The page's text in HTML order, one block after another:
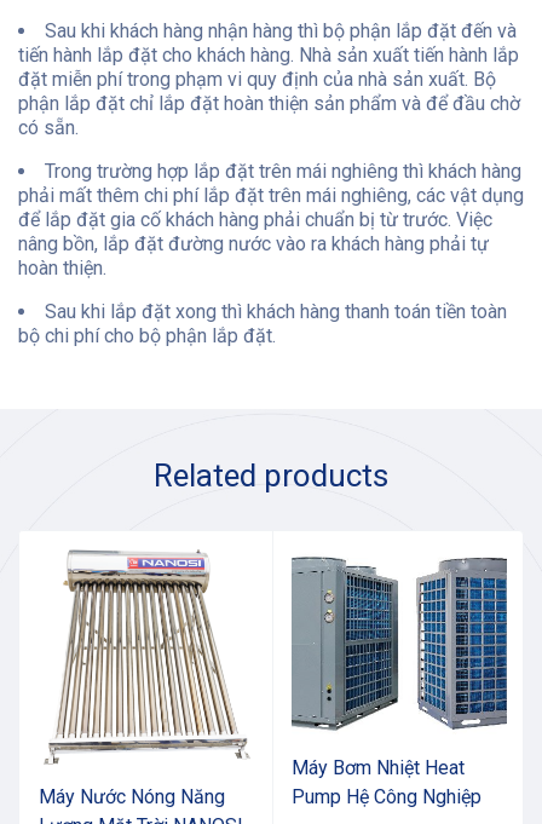
Sau khi khách hàng nhận hàng thì bộ phận lắp đặt đến và
tiến hành lắp đặt cho khách hàng. Nhà sản xuất tiến hành lắp
đặt miễn phí trong phạm vi quy định của nhà sản xuất. Bộ
phận lắp đặt chỉ lắp đặt hoàn thiện sản phẩm và để đầu chờ
có sẵn.
Trong trường hợp lắp đặt trên mái nghiêng thì khách hàng
phải mất thêm chi phí lắp đặt trên mái nghiêng, các vật dụng
để lắp đặt gia cố khách hàng phải chuẩn bị từ trước. Việc
nâng bồn, lắp đặt đường nước vào ra khách hàng phải tự
hoàn thiện.
Sau khi lắp đặt xong thì khách hàng thanh toán tiền toàn
bộ chi phí cho bộ phận lắp đặt.
Related products
Máy Nước Nóng Năng
Máy Bơm Nhiệt Heat
Pump Hệ Công Nghiệp